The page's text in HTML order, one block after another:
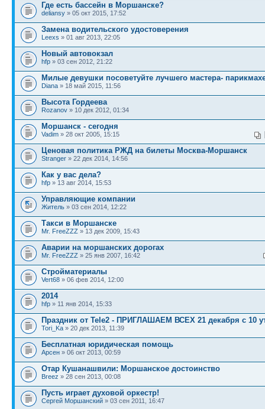
Где есть бассейн в Моршанске?
deliansy » 05 окт 2015, 17:52
Замена водительского удостоверения
Leexs » 01 авг 2013, 22:05
Новый автовокзал
hfp » 03 сен 2012, 21:22
Милые девушки посоветуйте лучшего мастера-
Diana » 18 май 2015, 11:56
Высота Гордеева
Rozanov » 10 дек 2012, 01:34
Моршанск - сегодня
Vadim » 28 окт 2005, 15:15
Ценовая политика РЖД на билеты Москва-Моршанск
Stranger » 22 дек 2014, 14:56
Как у вас дела?
hfp » 13 авг 2014, 15:53
Управляющие компании
Житель » 03 сен 2014, 12:22
Такси в Моршанске
Mr. FreeZZZ » 13 дек 2009, 15:43
Аварии на моршанских дорогах
Mr. FreeZZZ » 25 янв 2007, 16:42
Стройматериалы
Vert68 » 06 фев 2014, 12:00
2014
hfp » 11 янв 2014, 15:33
Праздник от Tele2 - ПРИГЛАШАЕМ ВСЕХ 21 декабря с 10
Tori_Ka » 20 дек 2013, 11:39
Бесплатная юридическая помощь
Арсен » 06 окт 2013, 00:59
Отар Кушанашвили: Моршанское достоинство
Breez » 28 сен 2013, 00:08
Пусть играет духовой оркестр!
Сергей Моршанский » 03 сен 2011, 16:47